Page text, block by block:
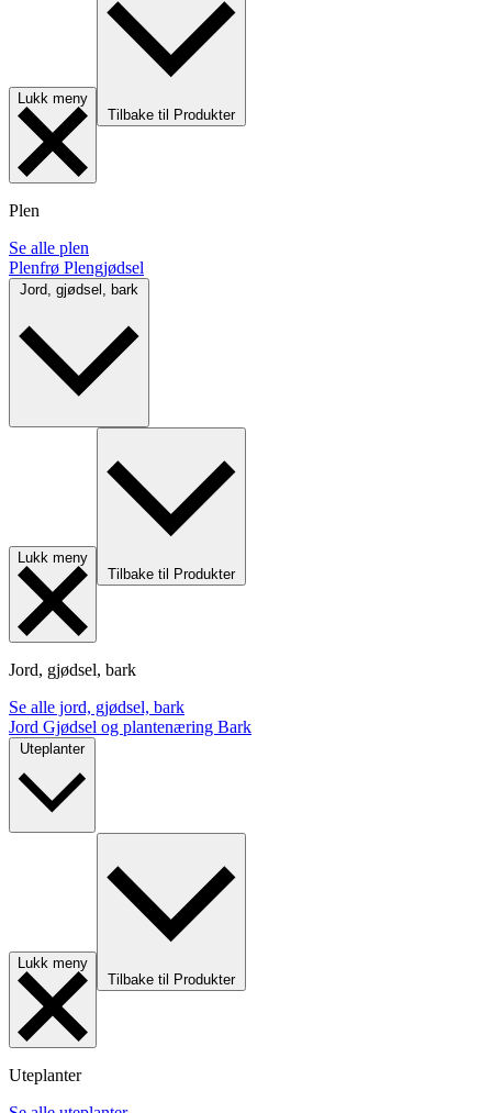
Lukk meny
Tilbake til Produkter
Plen
Se alle plen
Plenfrø Plengjødsel
Lukk meny
Tilbake til Produkter
Jord, gjødsel, bark
Se alle jord, gjødsel, bark
Jord Gjødsel og plantenæring Bark
Uteplanter
Lukk meny
Tilbake til Produkter
Uteplanter